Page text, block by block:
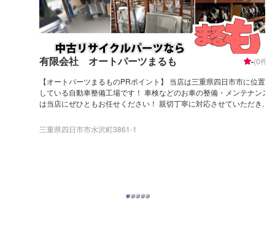
有限会社 オートパーツまるも -(0件)
【オートパーツまるものPRポイント】 当店は三重県四日市市に位置
している自動車整備工場です！ 車検などのお車の整備・メンテナンス
は当店にぜひともお任せください！ 親切丁寧に対応させていただきま
では、1級整備士が在籍しております！ 車の整備に関わる人の中でも
4％も満たない方が所有している難関資格です。 お車のトラブルの際
三重県四日市市水沢町3861-1